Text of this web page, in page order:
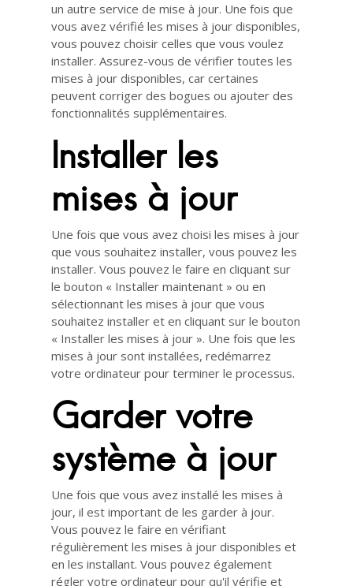
un autre service de mise à jour. Une fois que
vous avez vérifié les mises à jour disponibles,
vous pouvez choisir celles que vous voulez
installer. Assurez-vous de vérifier toutes les
mises à jour disponibles, car certaines
peuvent corriger des bogues ou ajouter des
fonctionnalités supplémentaires.
Installer les
mises à jour
Une fois que vous avez choisi les mises à jour
que vous souhaitez installer, vous pouvez les
installer. Vous pouvez le faire en cliquant sur
le bouton « Installer maintenant » ou en
sélectionnant les mises à jour que vous
souhaitez installer et en cliquant sur le bouton
« Installer les mises à jour ». Une fois que les
mises à jour sont installées, redémarrez
votre ordinateur pour terminer le processus.
Garder votre
système à jour
Une fois que vous avez installé les mises à
jour, il est important de les garder à jour.
Vous pouvez le faire en vérifiant
régulièrement les mises à jour disponibles et
en les installant. Vous pouvez également
régler votre ordinateur pour qu'il vérifie et